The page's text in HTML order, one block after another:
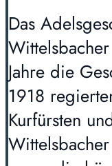
Das
Jahre die
1918
Kurfürsten